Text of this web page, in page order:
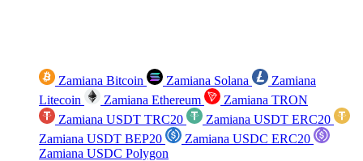
Zamiana Bitcoin Zamiana Solana
Zamiana
Litecoin
Zamiana Ethereum
Zamiana TRON
Zamiana USDT TRC20
Zamiana USDT ERC20
Zamiana USDT BEP20
Zamiana USDC ERC20
Zamiana USDC Polygon